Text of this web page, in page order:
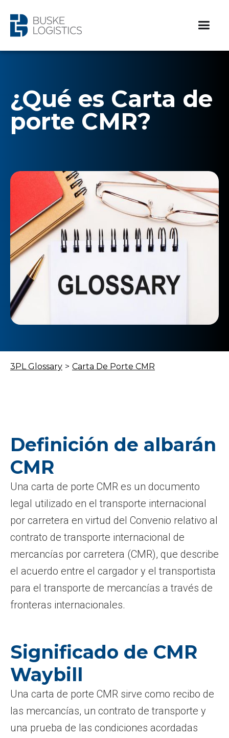
¿Qué es Carta de
porte CMR?
3PL Glossary > Carta De Porte CMR
Definición de albarán
CMR
Una carta de porte CMR es un documento
legal utilizado en el transporte internacional
por carretera en virtud del Convenio relativo al
contrato de transporte internacional de
mercancías por carretera (CMR), que describe
el acuerdo entre el cargador y el transportista
para el transporte de mercancías a través de
fronteras internacionales.
Significado de CMR
Waybill
Una carta de porte CMR sirve como recibo de
las mercancías, un contrato de transporte y
una prueba de las condiciones acordadas